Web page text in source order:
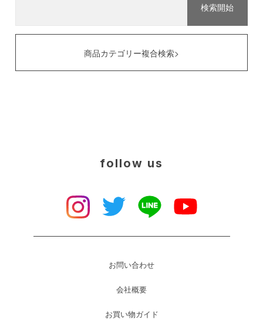
商品カテゴリー複合検索>
follow us
お問い合わせ
会社概要
お買い物ガイド